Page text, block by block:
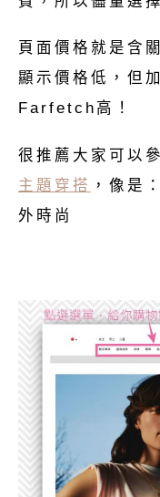
頁面價格就是含
顯示價格低，但
Farfetch高！
很推薦大家可以
主題穿搭 ，像是
外時尚